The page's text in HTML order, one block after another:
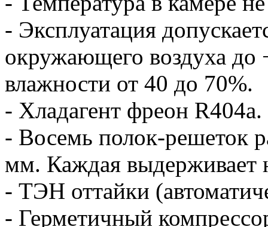
- Эксплуатация
окружающего воздуха до
влажности от 40 до 70%.
- Хладагент фреон R404а.
- Восемь полок-решеток
мм. Каждая выдерживает
- ТЭН оттайки
- Герметичный